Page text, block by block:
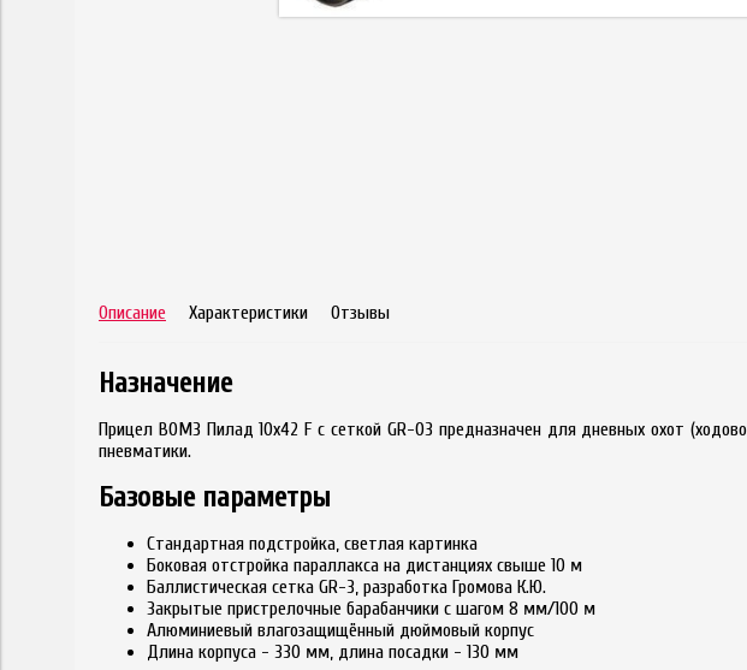
Описание Характеристики Отзывы
Назначение
Прицел ВОМЗ Пилад 10x42 F с сеткой GR-03 предназначен для дневных охот
пневматики.
Базовые параметры
Стандартная подстройка, светлая картинка
Боковая отстройка параллакса на дистанциях свыше 10 м
Баллистическая сетка GR-3, разработка Громова К.Ю.
Закрытые пристрелочные барабанчики с шагом 8 мм/100 м
Алюминиевый влагозащищённый дюймовый корпус
Длина корпуса - 330 мм, длина посадки - 130 мм